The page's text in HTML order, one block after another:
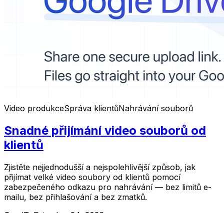
Video produkceSpráva klientůNahrávání souborů
Snadné přijímání video souborů od
klientů
Zjistěte nejjednodušší a nejspolehlivější způsob, jak
přijímat velké video soubory od klientů pomocí
zabezpečeného odkazu pro nahrávání — bez limitů e-
mailu, bez přihlašování a bez zmatků.